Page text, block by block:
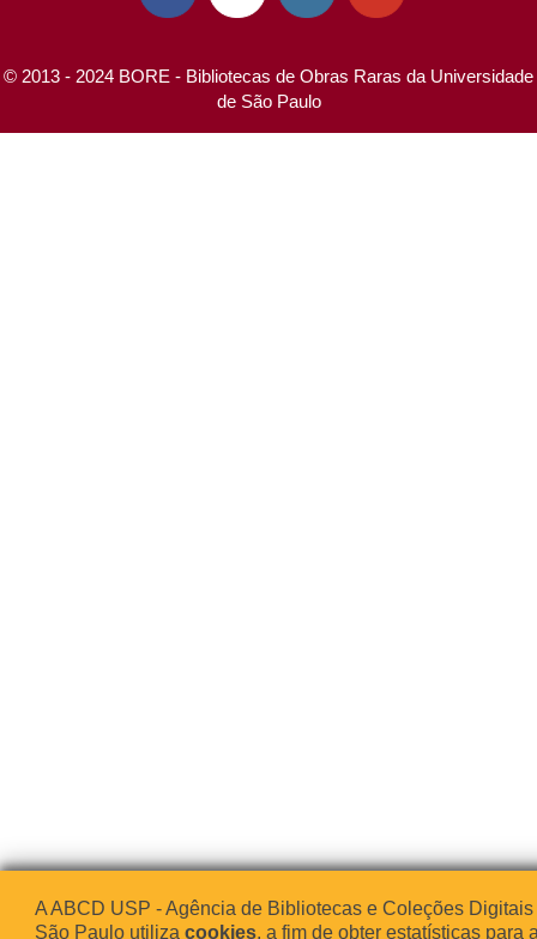
© 2013 - 2024 BORE - Bibliotecas de Obras Raras da Universidade
de São Paulo
A ABCD USP - Agência de Bibliotecas e Coleções
São Paulo utiliza cookies, a fim de obter estatísticas para